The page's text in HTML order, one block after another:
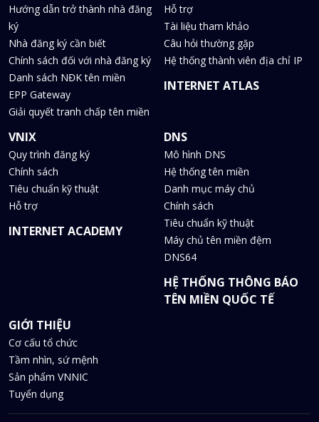
Hướng dẫn trở thành nhà đăng
ký
Nhà đăng ký cần biết
Chính sách đối với nhà đăng ký
Danh sách NĐK tên miền
EPP Gateway
Giải quyết tranh chấp tên miền
Hỗ trợ
Tài liệu tham khảo
Câu hỏi thường gặp
Hệ thống thành viên địa chỉ IP
INTERNET ATLAS
VNIX
Quy trình đăng ký
Chính sách
Tiêu chuẩn kỹ thuật
Hỗ trợ
INTERNET ACADEMY
DNS
Mô hình DNS
Hệ thống tên miền
Danh mục máy chủ
Chính sách
Tiêu chuẩn kỹ thuật
Máy chủ tên miền đệm
DNS64
HỆ THỐNG THÔNG BÁO
TÊN MIỀN QUỐC TẾ
GIỚI THIỆU
Cơ cấu tổ chức
Tầm nhìn, sứ mệnh
Sản phẩm VNNIC
Tuyển dụng